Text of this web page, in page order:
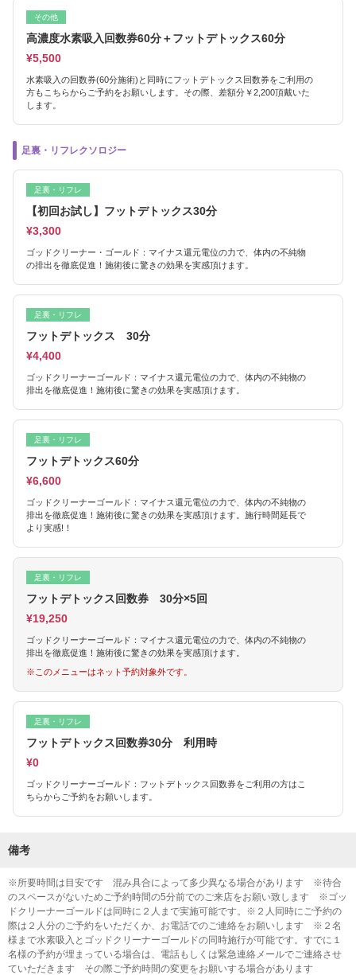
その他
高濃度水素吸入回数券60分＋フットデトックス60分
¥5,500
水素吸入の回数券(60分施術)と同時にフットデトックス回数券をご利用の
方もこちらからご予約をお願いします。その際、差額分￥2,200頂戴いた
します。
足裏・リフレクソロジー
足裏・リフレ
【初回お試し】フットデトックス30分
¥3,300
ゴッドクリーナー・ゴールド：マイナス還元電位の力で、体内の不純物
の排出を徹底促進！施術後に驚きの効果を実感頂けます。
足裏・リフレ
フットデトックス 30分
¥4,400
ゴッドクリーナーゴールド：マイナス還元電位の力で、体内の不純物の
排出を徹底促進！施術後に驚きの効果を実感頂けます。
足裏・リフレ
フットデトックス60分
¥6,600
ゴッドクリーナーゴールド：マイナス還元電位の力で、体内の不純物の
排出を徹底促進！施術後に驚きの効果を実感頂けます。施行時間延長で
より実感!！
足裏・リフレ
フットデトックス回数券 30分×5回
¥19,250
ゴッドクリーナーゴールド：マイナス還元電位の力で、体内の不純物の
排出を徹底促進！施術後に驚きの効果を実感頂けます。
※このメニューはネット予約対象外です。
足裏・リフレ
フットデトックス回数券30分 利用時
¥0
ゴッドクリーナーゴールド：フットデトックス回数券をご利用の方はこ
ちらからご予約をお願いします。
備考
※所要時間は目安です 混み具合によって多少異なる場合があります ※待合
のスペースがないためご予約時間の5分前でのご来店をお願い致します ※ゴッ
ドクリーナーゴールドは同時に２人まで実施可能です。※２人同時にご予約の
際は２人分のご予約をいただくか、お電話でのご連絡をお願いします ※２名
様まで水素吸入とゴッドクリーナーゴールドの同時施行が可能です。すでに１
名様の予約が埋まっている場合は、電話もしくは緊急連絡メールでご連絡させ
ていただきます その際ご予約時間の変更をお願いする場合があります